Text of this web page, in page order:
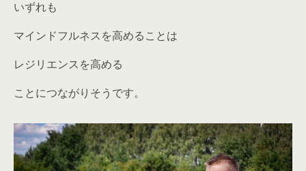
いずれも
マインドフルネスを高めることは
レジリエンスを高める
ことにつながりそうです。